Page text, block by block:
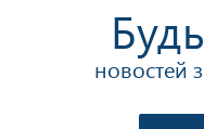
новостей